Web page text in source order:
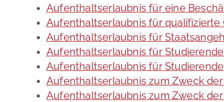
Aufenthaltserlaubnis für eine
Aufenthaltserlaubnis für qualifizierte
Aufenthaltserlaubnis für
Aufenthaltserlaubnis für
Aufenthaltserlaubnis für
Aufenthaltserlaubnis zum Zweck
Aufenthaltserlaubnis zum Zweck